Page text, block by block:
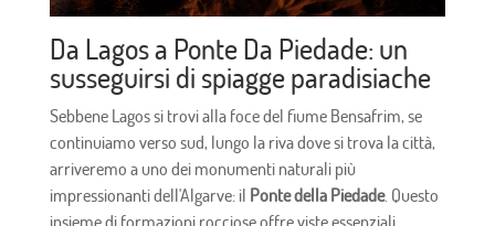
Da Lagos a Ponte Da Piedade: un
susseguirsi di spiagge paradisiache
Sebbene Lagos si trovi alla foce del fiume Bensafrim, se
continuiamo verso sud, lungo la riva dove si trova la città,
arriveremo a uno dei monumenti naturali più
impressionanti dell'Algarve: il Ponte della Piedade. Questo
insieme di formazioni rocciose offre viste essenziali